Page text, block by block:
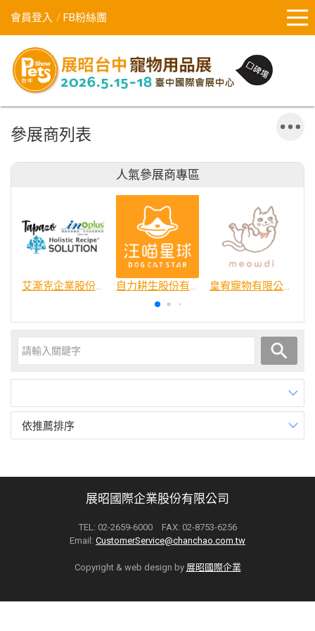
會員登入 FB粉絲團
參展商列表
人氣參展商專區
艾澌克企業股份有限公司 自力耕生股份有限公司 皇宥寵物有限公司
依推薦排序
展昭國際企業股份有限公司
TEL: 02-2659-6000 FAX: 02-8753-6256
Email: CustomerService@chanchao.com.tw
Copyright & web design by 展昭國際企業